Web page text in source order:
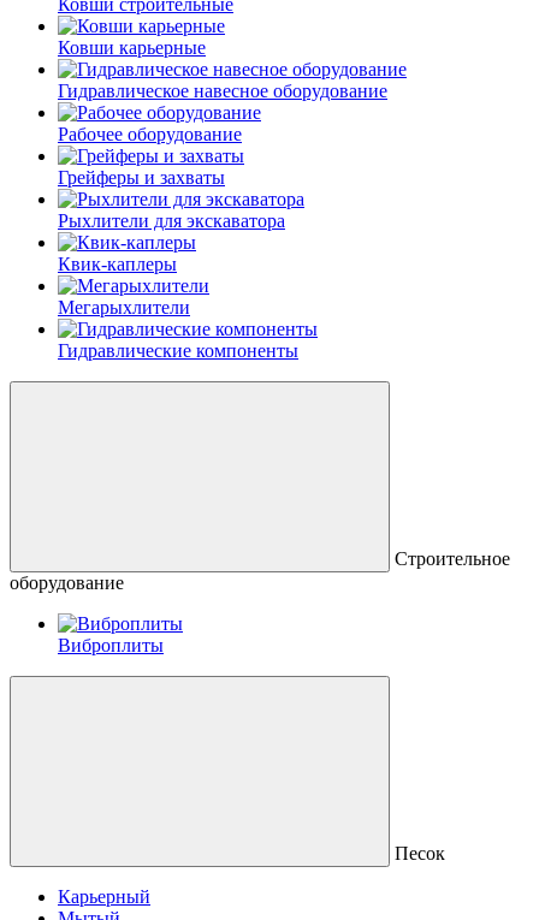
Ковши строительные
Ковши карьерные
Гидравлическое навесное оборудование
Рабочее оборудование
Грейферы и захваты
Рыхлители для экскаватора
Квик-каплеры
Мегарыхлители
Гидравлические компоненты
Строительное
оборудование
Виброплиты
Песок
Карьерный